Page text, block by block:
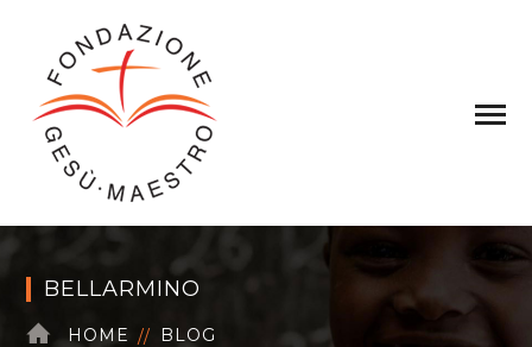
BELLARMINO
HOME
BLOG